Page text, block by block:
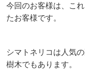
今回のお客様は、こ
たお客様です。
シマトネリコは人気
樹木でもあります。